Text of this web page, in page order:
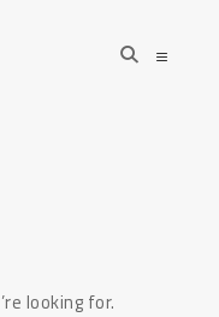
open
search
open
looking for.